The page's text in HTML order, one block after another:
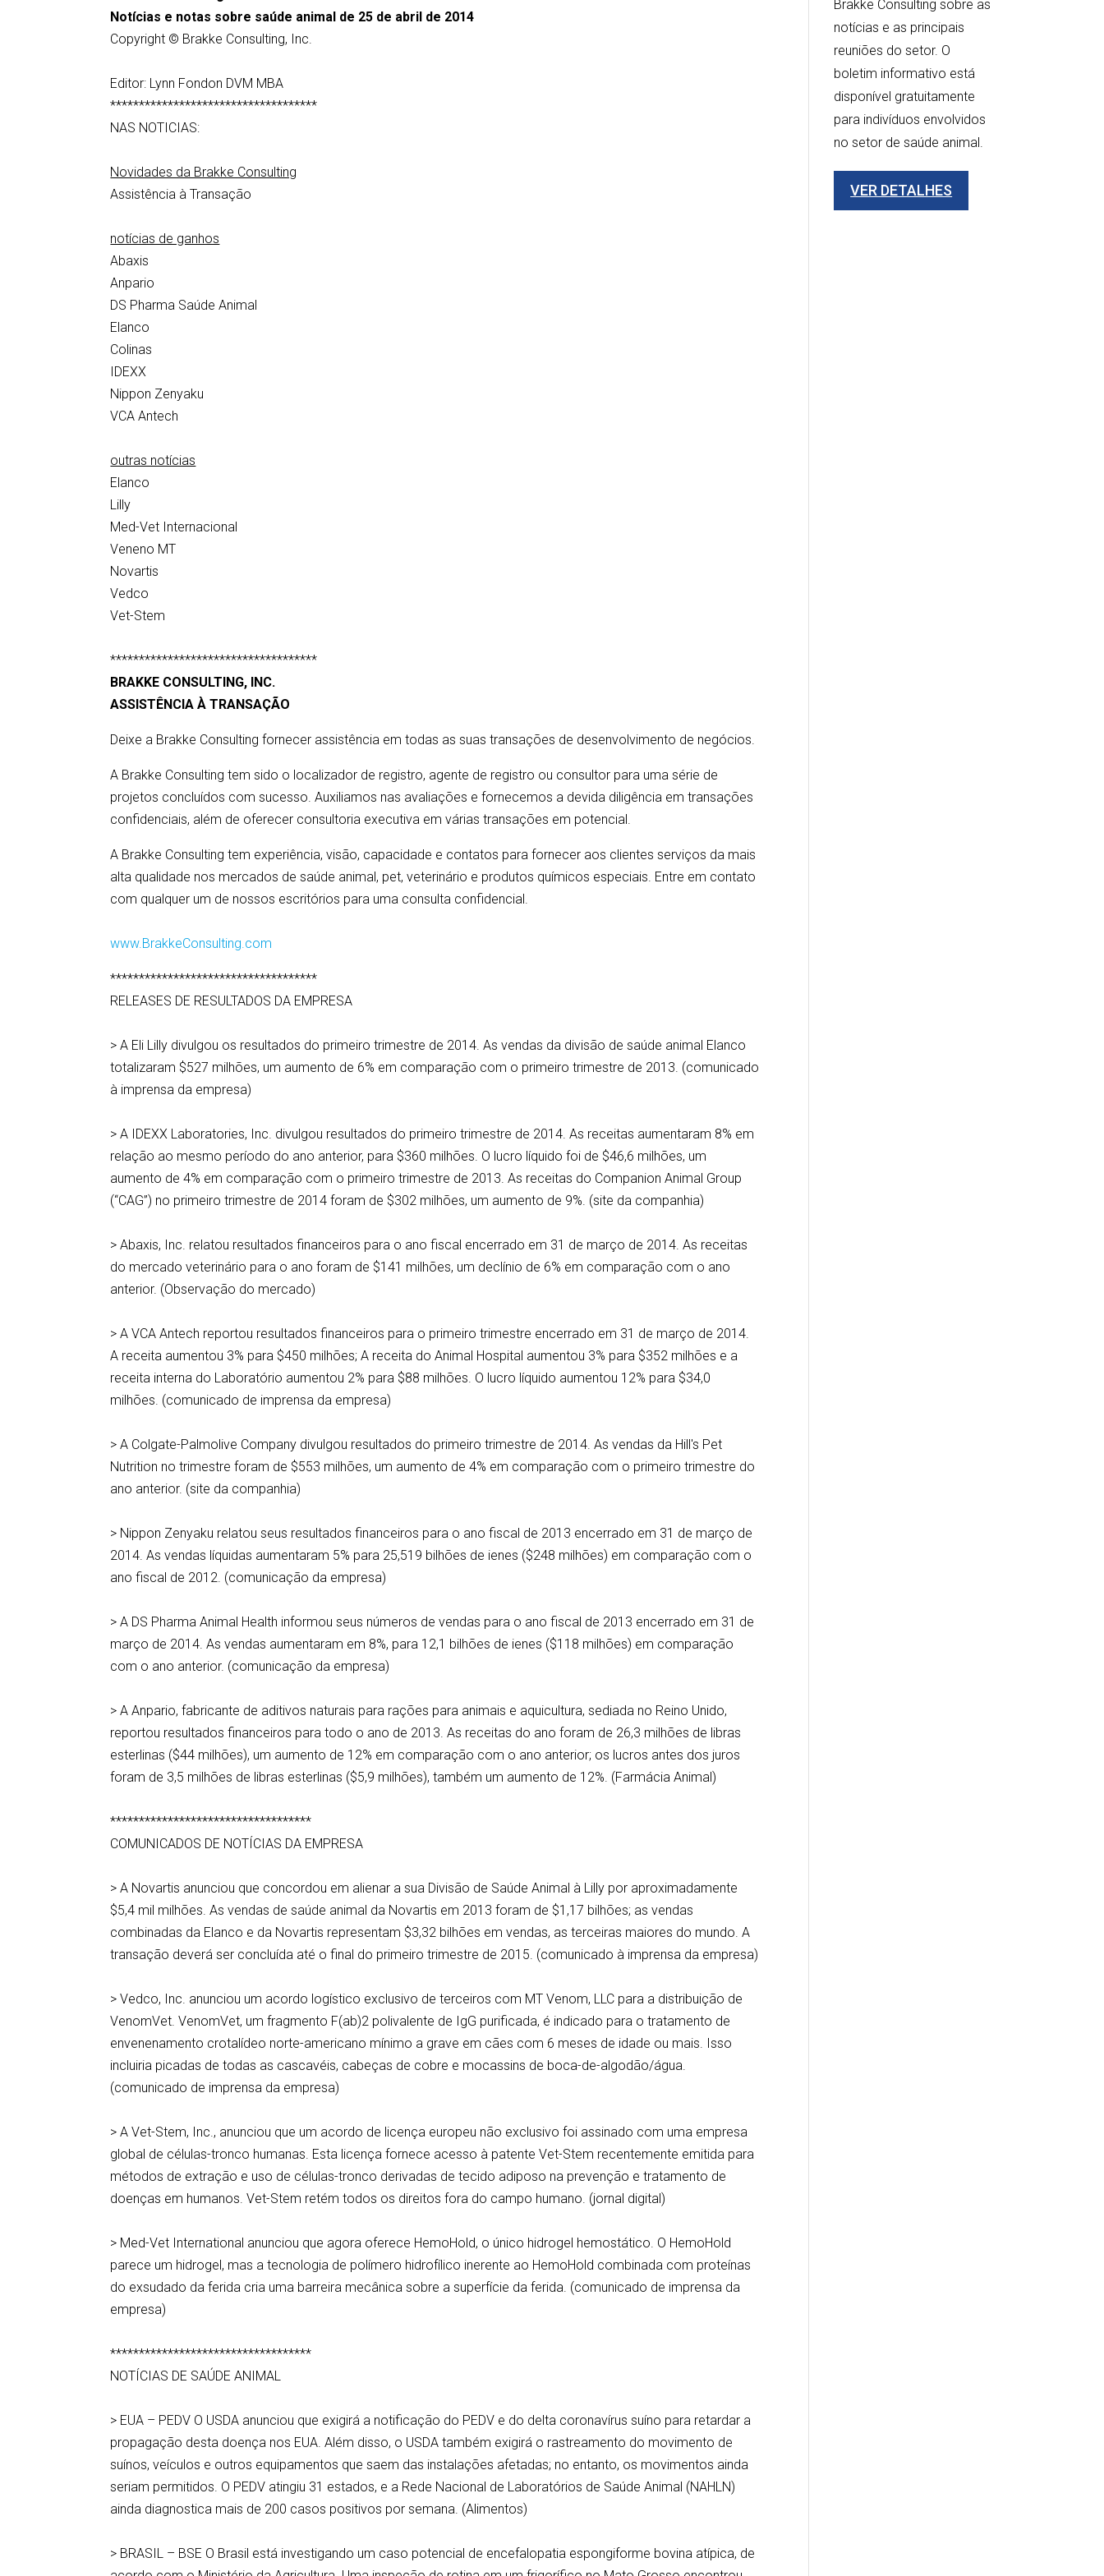
Notícias e notas sobre saúde animal de 25 de abril de 2014
Copyright © Brakke Consulting, Inc.
Editor: Lynn Fondon DVM MBA
************************************
NAS NOTICIAS:
Novidades da Brakke Consulting
Assistência à Transação
notícias de ganhos
Abaxis
Anpario
DS Pharma Saúde Animal
Elanco
Colinas
IDEXX
Nippon Zenyaku
VCA Antech
outras notícias
Elanco
Lilly
Med-Vet Internacional
Veneno MT
Novartis
Vedco
Vet-Stem
************************************
BRAKKE CONSULTING, INC.
ASSISTÊNCIA À TRANSAÇÃO
Deixe a Brakke Consulting fornecer assistência em todas as suas transações de desenvolvimento de negócios.
A Brakke Consulting tem sido o localizador de registro, agente de registro ou consultor para uma série de
projetos concluídos com sucesso. Auxiliamos nas avaliações e fornecemos a devida diligência em transações
confidenciais, além de oferecer consultoria executiva em várias transações em potencial.
A Brakke Consulting tem experiência, visão, capacidade e contatos para fornecer aos clientes serviços da mais
alta qualidade nos mercados de saúde animal, pet, veterinário e produtos químicos especiais. Entre em contato
com qualquer um de nossos escritórios para uma consulta confidencial.
www.BrakkeConsulting.com
************************************
RELEASES DE RESULTADOS DA EMPRESA
> A Eli Lilly divulgou os resultados do primeiro trimestre de 2014. As vendas da divisão de saúde animal Elanco
totalizaram $527 milhões, um aumento de 6% em comparação com o primeiro trimestre de 2013. (comunicado
à imprensa da empresa)
> A IDEXX Laboratories, Inc. divulgou resultados do primeiro trimestre de 2014. As receitas aumentaram 8% em
relação ao mesmo período do ano anterior, para $360 milhões. O lucro líquido foi de $46,6 milhões, um
aumento de 4% em comparação com o primeiro trimestre de 2013. As receitas do Companion Animal Group
(“CAG”) no primeiro trimestre de 2014 foram de $302 milhões, um aumento de 9%. (site da companhia)
> Abaxis, Inc. relatou resultados financeiros para o ano fiscal encerrado em 31 de março de 2014. As receitas
do mercado veterinário para o ano foram de $141 milhões, um declínio de 6% em comparação com o ano
anterior. (Observação do mercado)
> A VCA Antech reportou resultados financeiros para o primeiro trimestre encerrado em 31 de março de 2014.
A receita aumentou 3% para $450 milhões; A receita do Animal Hospital aumentou 3% para $352 milhões e a
receita interna do Laboratório aumentou 2% para $88 milhões. O lucro líquido aumentou 12% para $34,0
milhões. (comunicado de imprensa da empresa)
> A Colgate-Palmolive Company divulgou resultados do primeiro trimestre de 2014. As vendas da Hill's Pet
Nutrition no trimestre foram de $553 milhões, um aumento de 4% em comparação com o primeiro trimestre do
ano anterior. (site da companhia)
> Nippon Zenyaku relatou seus resultados financeiros para o ano fiscal de 2013 encerrado em 31 de março de
2014. As vendas líquidas aumentaram 5% para 25,519 bilhões de ienes ($248 milhões) em comparação com o
ano fiscal de 2012. (comunicação da empresa)
> A DS Pharma Animal Health informou seus números de vendas para o ano fiscal de 2013 encerrado em 31 de
março de 2014. As vendas aumentaram em 8%, para 12,1 bilhões de ienes ($118 milhões) em comparação
com o ano anterior. (comunicação da empresa)
> A Anpario, fabricante de aditivos naturais para rações para animais e aquicultura, sediada no Reino Unido,
reportou resultados financeiros para todo o ano de 2013. As receitas do ano foram de 26,3 milhões de libras
esterlinas ($44 milhões), um aumento de 12% em comparação com o ano anterior; os lucros antes dos juros
foram de 3,5 milhões de libras esterlinas ($5,9 milhões), também um aumento de 12%. (Farmácia Animal)
***********************************
COMUNICADOS DE NOTÍCIAS DA EMPRESA
> A Novartis anunciou que concordou em alienar a sua Divisão de Saúde Animal à Lilly por aproximadamente
$5,4 mil milhões. As vendas de saúde animal da Novartis em 2013 foram de $1,17 bilhões; as vendas
combinadas da Elanco e da Novartis representam $3,32 bilhões em vendas, as terceiras maiores do mundo. A
transação deverá ser concluída até o final do primeiro trimestre de 2015. (comunicado à imprensa da empresa)
> Vedco, Inc. anunciou um acordo logístico exclusivo de terceiros com MT Venom, LLC para a distribuição de
VenomVet. VenomVet, um fragmento F(ab)2 polivalente de IgG purificada, é indicado para o tratamento de
envenenamento crotalídeo norte-americano mínimo a grave em cães com 6 meses de idade ou mais. Isso
incluiria picadas de todas as cascavéis, cabeças de cobre e mocassins de boca-de-algodão/água.
(comunicado de imprensa da empresa)
> A Vet-Stem, Inc., anunciou que um acordo de licença europeu não exclusivo foi assinado com uma empresa
global de células-tronco humanas. Esta licença fornece acesso à patente Vet-Stem recentemente emitida para
métodos de extração e uso de células-tronco derivadas de tecido adiposo na prevenção e tratamento de
doenças em humanos. Vet-Stem retém todos os direitos fora do campo humano. (jornal digital)
> Med-Vet International anunciou que agora oferece HemoHold, o único hidrogel hemostático. O HemoHold
parece um hidrogel, mas a tecnologia de polímero hidrofílico inerente ao HemoHold combinada com proteínas
do exsudado da ferida cria uma barreira mecânica sobre a superfície da ferida. (comunicado de imprensa da
empresa)
***********************************
NOTÍCIAS DE SAÚDE ANIMAL
> EUA – PEDV O USDA anunciou que exigirá a notificação do PEDV e do delta coronavírus suíno para retardar a
propagação desta doença nos EUA. Além disso, o USDA também exigirá o rastreamento do movimento de
suínos, veículos e outros equipamentos que saem das instalações afetadas; no entanto, os movimentos ainda
seriam permitidos. O PEDV atingiu 31 estados, e a Rede Nacional de Laboratórios de Saúde Animal (NAHLN)
ainda diagnostica mais de 200 casos positivos por semana. (Alimentos)
> BRASIL – BSE O Brasil está investigando um caso potencial de encefalopatia espongiforme bovina atípica, de
Brakke Consulting sobre as
notícias e as principais
reuniões do setor. O
boletim informativo está
disponível gratuitamente
para indivíduos envolvidos
no setor de saúde animal.
VER DETALHES